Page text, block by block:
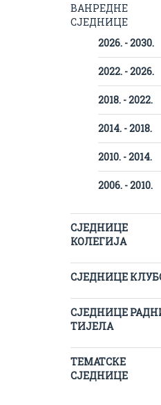
ВАНРЕДНЕ
СЈЕДНИЦЕ
2026. - 2030.
2022. - 2026.
2018. - 2022.
2014. - 2018.
2010. - 2014.
2006. - 2010.
СЈЕДНИЦЕ
КОЛЕГИЈА
СЈЕДНИЦЕ
СЈЕДНИЦЕ
ТИЈЕЛА
ТЕМАТСКЕ
СЈЕДНИЦЕ